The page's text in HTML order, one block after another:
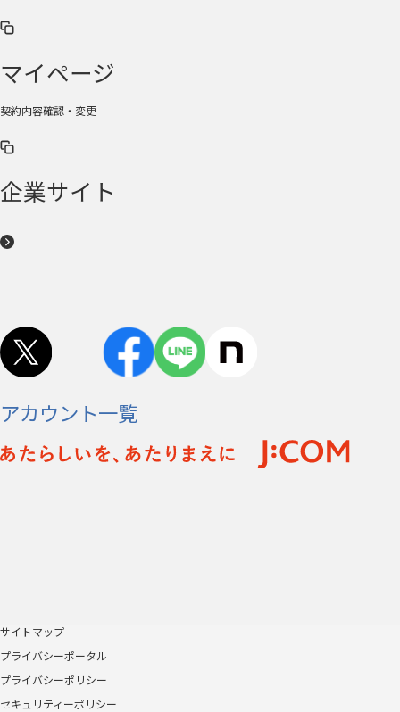
マイページ
契約内容確認・変更
企業サイト
アカウント一覧
サイトマップ
プライバシーポータル
プライバシーポリシー
セキュリティーポリシー